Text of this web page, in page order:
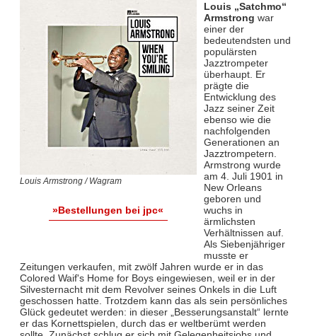
Louis Armstrong / Wagram
»Bestellungen bei jpc«
Louis „Satchmo“
Armstrong war
einer der
bedeutendsten und
populärsten
Jazztrompeter
überhaupt. Er
prägte die
Entwicklung des
Jazz seiner Zeit
ebenso wie die
nachfolgenden
Generationen an
Jazztrompetern.
Armstrong wurde
am 4. Juli 1901 in
New Orleans
geboren und
wuchs in
ärmlichsten
Verhältnissen auf.
Als Siebenjähriger
musste er
Zeitungen verkaufen, mit zwölf Jahren wurde er in das
Colored Waif's Home for Boys eingewiesen, weil er in der
Silvesternacht mit dem Revolver seines Onkels in die Luft
geschossen hatte. Trotzdem kann das als sein persönliches
Glück gedeutet werden: in dieser „Besserungsanstalt“ lernte
er das Kornettspielen, durch das er weltberümt werden